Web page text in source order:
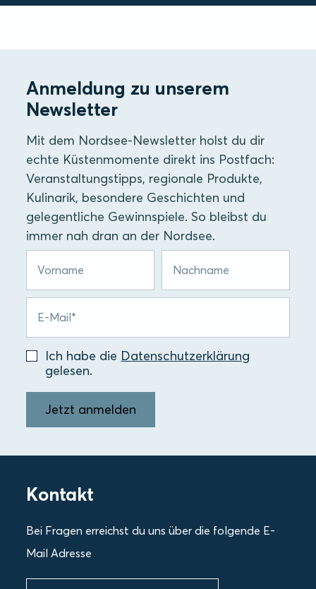
Anmeldung zu unserem
Newsletter
Mit dem Nordsee-Newsletter holst du dir
echte Küstenmomente direkt ins Postfach:
Veranstaltungstipps, regionale Produkte,
Kulinarik, besondere Geschichten und
gelegentliche Gewinnspiele. So bleibst du
immer nah dran an der Nordsee.
Ich habe die Datenschutzerklärung
gelesen.
Jetzt anmelden
Kontakt
Bei Fragen erreichst du uns über die folgende E-
Mail Adresse